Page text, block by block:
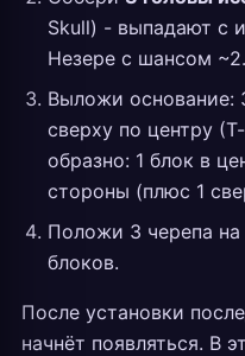
Skull) - выпадают с
Незере с шансом
Выложи основание:
сверху по центру
образно: 1 блок в
стороны (плюс 1
Положи 3 черепа на
блоков.
После установки
начнёт появляться. В